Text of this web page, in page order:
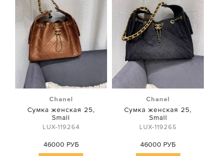
Chanel
Сумка женская 25,
Small
LUX-119264
46000 РУБ
Chanel
Сумка женская 25,
Small
LUX-119265
46000 РУБ